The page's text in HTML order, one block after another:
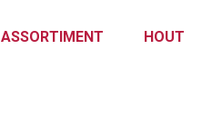
ASSORTIMENT HOUT